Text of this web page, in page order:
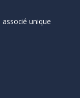
associé unique